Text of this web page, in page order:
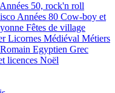
Années 50, rock'n roll
Années 80 Cow-boy et
Fêtes de village
Licornes Médiéval Métiers
Romain Egyptien Grec
licences Noël